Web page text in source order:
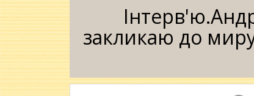
закликаю до